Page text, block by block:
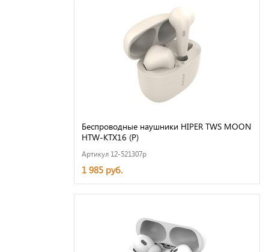
Беспроводные наушники HIPER TWS MOON
HTW-KTX16 (Р)
Артикул 12-521307p
1 985 руб.